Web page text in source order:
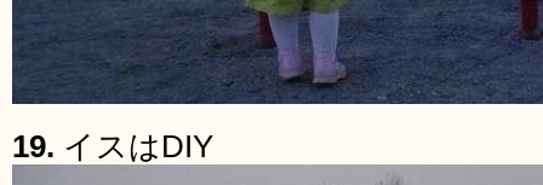
19. イスはDIY